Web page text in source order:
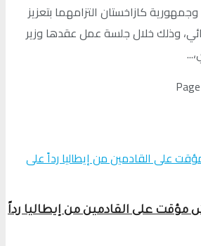
كازاخستان التزامهما بتعزيز
وذلك خلال جلسة عمل عقدها وزير
على القادمين من إيطاليا رداً